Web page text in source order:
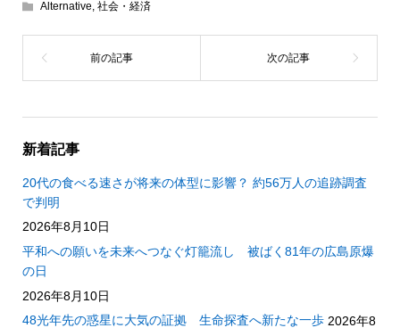
Alternative 社会・経済
新着記事
20代の食べる速さが将来の体型に影響？ 約56万人の追跡調査
で判明
2026年8月10日
平和への願いを未来へつなぐ灯籠流し 被ばく81年の広島原爆
の日
2026年8月10日
48光年先の惑星に大気の証拠 生命探査へ新たな一歩 2026年8